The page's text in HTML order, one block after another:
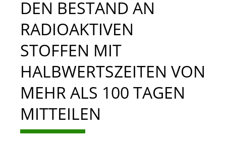
DEN BESTAND AN
RADIOAKTIVEN
STOFFEN MIT
HALBWERTSZEITEN VON
MEHR ALS 100 TAGEN
MITTEILEN